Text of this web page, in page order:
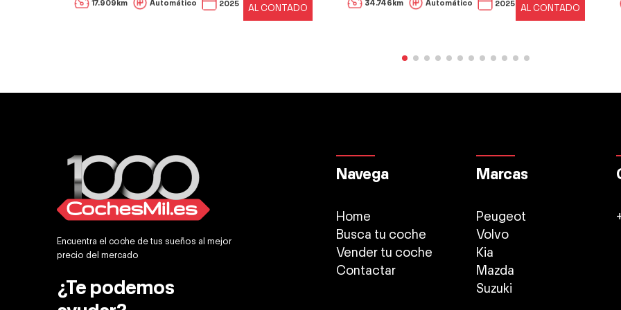
17.909km Automático 2025 AL CONTADO 34.746km Automático 2025 AL CONTADO
Encuentra el coche de tus sueños al mejor
precio del mercado
¿Te podemos
Navega
Home
Busca tu coche
Vender tu coche
Contactar
Marcas
Peugeot
Volvo
Kia
Mazda
Suzuki